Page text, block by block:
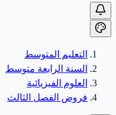
التعليم المتوسط
السنة الرابعة متوسط
العلوم الفيزيائية
فروض الفصل الثالث